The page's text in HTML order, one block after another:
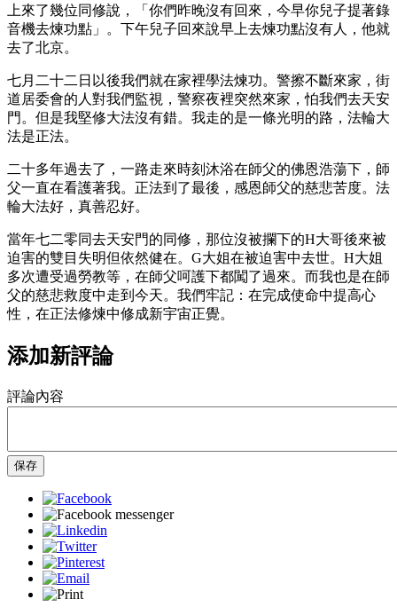
上來了幾位同修說，「你們昨晚沒有回來，今早你兒子提著錄
音機去煉功點」。下午兒子回來說早上去煉功點沒有人，他就
去了北京。
七月二十二日以後我們就在家裡學法煉功。警擦不斷來家，街
道居委會的人對我們監視，警察夜裡突然來家，怕我們去天安
門。但是我堅修大法沒有錯。我走的是一條光明的路，法輪大
法是正法。
二十多年過去了，一路走來時刻沐浴在師父的佛恩浩蕩下，師
父一直在看護著我。正法到了最後，感恩師父的慈悲苦度。法
輪大法好，真善忍好。
當年七二零同去天安門的同修，那位沒被攔下的H大哥後來被
迫害的雙目失明但依然健在。G大姐在被迫害中去世。H大姐
多次遭受過勞教等，在師父呵護下都闖了過來。而我也是在師
父的慈悲救度中走到今天。我們牢記：在完成使命中提高心
性，在正法修煉中修成新宇宙正覺。
添加新評論
評論內容
保存